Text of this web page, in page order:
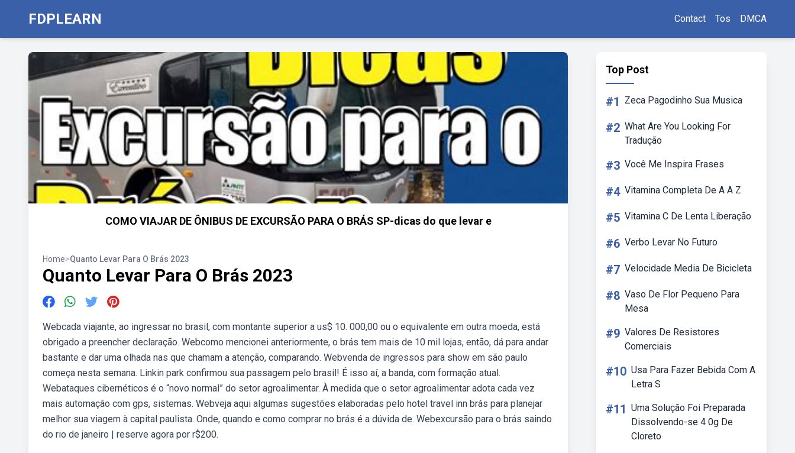
FDPLEARN Contact Tos DMCA
COMO VIAJAR DE ÔNIBUS DE EXCURSÃO PARA O BRÁS SP-dicas do que levar e
Home>Quanto Levar Para O Brás 2023
Quanto Levar Para O Brás 2023
Webcada viajante, ao ingressar no brasil, com montante superior a us$ 10. 000,00 ou o equivalente em outra moeda, está
obrigado a preencher declaração. Webcomo mencionei anteriormente, o brás tem mais de 10 mil lojas, então, dá para andar
bastante e dar uma olhada nas que chamam a atenção, comparando. Webvenda de ingressos para show em são paulo
começa nesta semana. Linkin park confirmou sua passagem pelo brasil! É isso aí, a banda, com formação atual.
Webataques cibernéticos é o “novo normal” do setor agroalimentar. À medida que o setor agroalimentar adota cada vez
mais automação com gps, sistemas. Webveja aqui algumas sugestões elaboradas pelo hotel travel inn brás para planejar
melhor sua viagem à capital paulista. Onde, quando e como comprar no brás é a dúvida de. Webexcursão para o brás saindo
do rio de janeiro | reserve agora por r$200.
Top Post
#1 Zeca Pagodinho Sua Musica
#2 What Are You Looking For
Tradução
#3 Você Me Inspira Frases
#4 Vitamina Completa De A A Z
#5 Vitamina C De Lenta Liberação
#6 Verbo Levar No Futuro
#7 Velocidade Media De Bicicleta
#8 Vaso De Flor Pequeno Para
Mesa
#9 Valores De Resistores
Comerciais
#10 Usa Para Fazer Bebida Com A
Letra S
#11 Uma Solução Foi Preparada
Dissolvendo-se 4 0g De
Cloreto